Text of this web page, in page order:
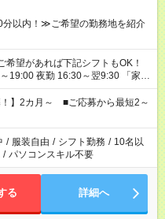
以内！≫ご希望の勤務地を紹介
夜勤 16:30～翌9:30 「家族
持って夕飯の準備がしたい」
など、ご希望を教えてください
間。 合計で週40時間を超える場
！】2カ月～ ■ご応募から最短2～
/ 服装自由 / シフト勤務 / 10名以
/ パソコンスキル不要
る 詳細へ